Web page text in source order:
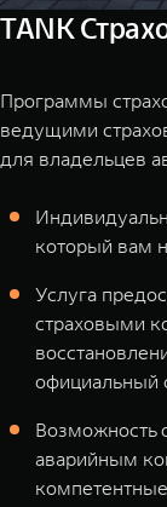
TANK
Программы
ведущими
для владельцев
который вам
Услуга
страховыми
официальный
Возможность
аварийным